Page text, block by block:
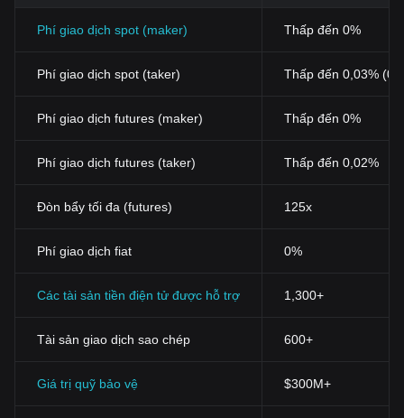
Phí giao dịch spot (maker) Thấp đến 0%
Phí giao dịch spot (taker) Thấp đến 0,03%
Phí giao dịch futures (maker) Thấp đến 0%
Phí giao dịch futures (taker) Thấp đến 0,02%
Đòn bẩy tối đa (futures) 125x
Phí giao dịch fiat 0%
Các tài sản tiền điện tử được hỗ trợ 1,300+
Tài sản giao dịch sao chép 600+
Giá trị quỹ bảo vệ $300M+